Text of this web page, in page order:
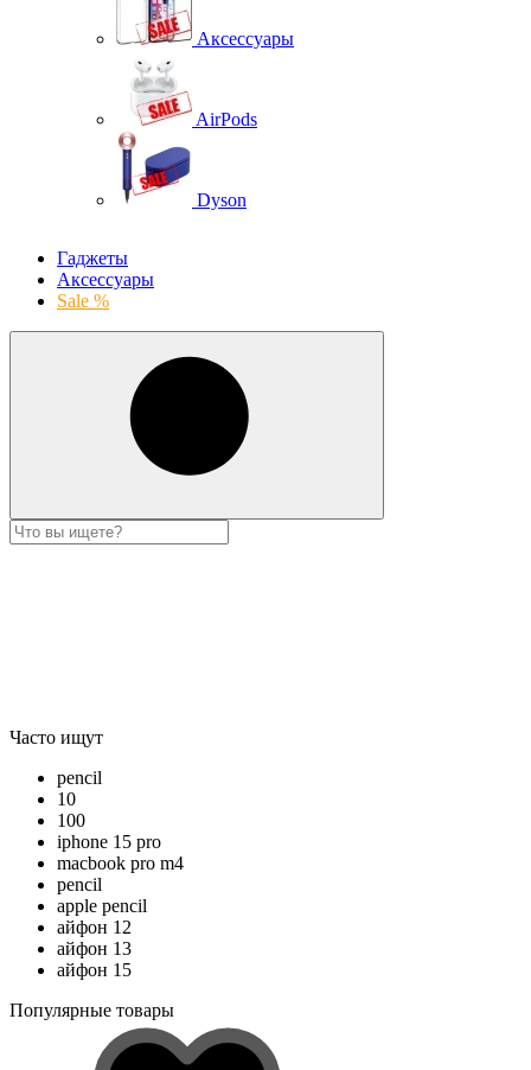
Аксессуары
AirPods
Dyson
Гаджеты
Аксессуары
Sale %
Часто ищут
pencil
10
100
iphone 15 pro
macbook pro m4
pencil
apple pencil
айфон 12
айфон 13
айфон 15
Популярные товары